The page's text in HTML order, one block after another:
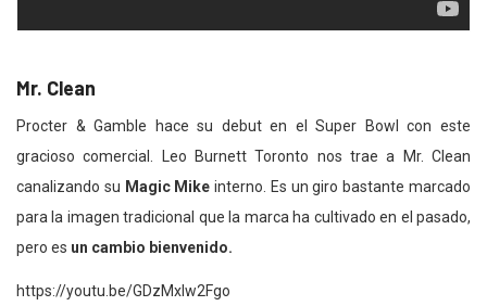
Mr. Clean
Procter & Gamble hace su debut en el Super Bowl con este
gracioso comercial. Leo Burnett Toronto nos trae a Mr. Clean
canalizando su Magic Mike interno. Es un giro bastante marcado
para la imagen tradicional que la marca ha cultivado en el pasado,
pero es un cambio bienvenido.
https://youtu.be/GDzMxlw2Fgo